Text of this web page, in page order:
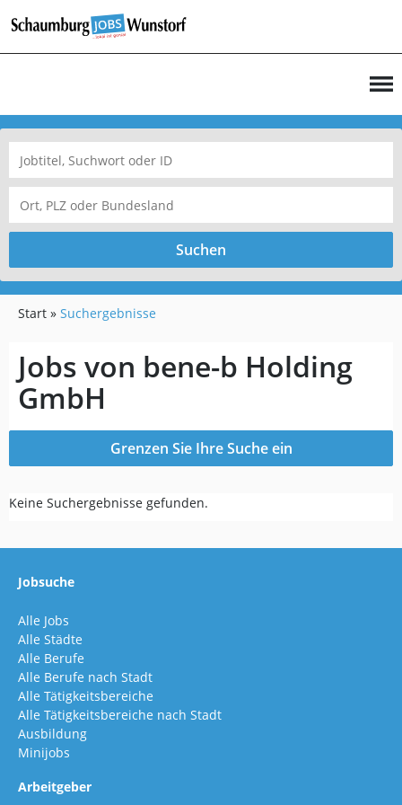
Suchen
Start Suchergebnisse
Jobs von bene-b Holding
GmbH
Grenzen Sie Ihre Suche ein
Keine Suchergebnisse gefunden.
Jobsuche
Alle Jobs
Alle Städte
Alle Berufe
Alle Berufe nach Stadt
Alle Tätigkeitsbereiche
Alle Tätigkeitsbereiche nach Stadt
Ausbildung
Minijobs
Arbeitgeber